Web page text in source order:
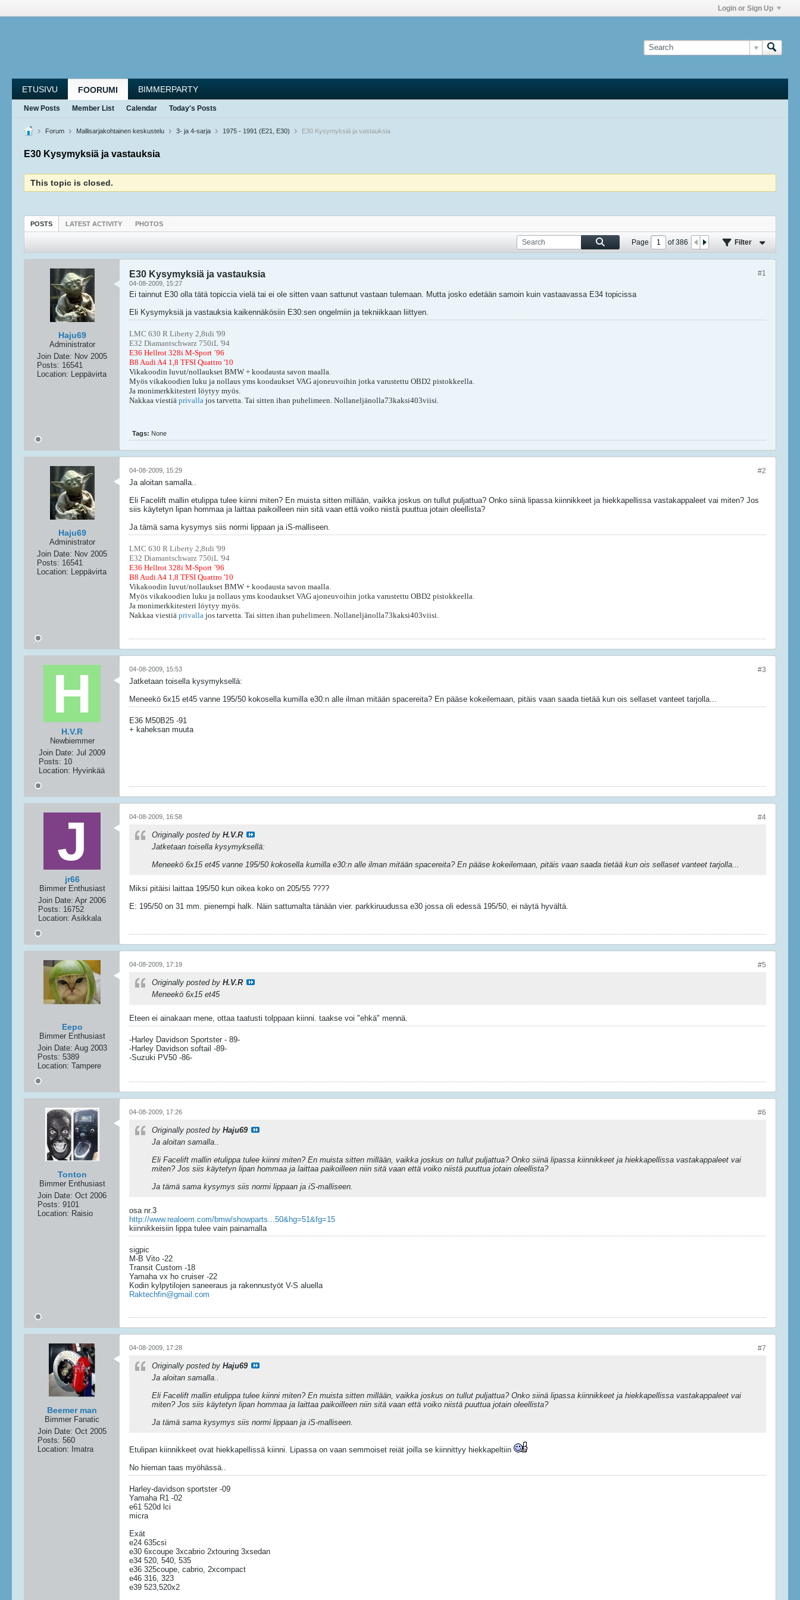
Login or Sign Up
ETUSIVU FOORUMI BIMMERPARTY
New Posts Member List Calendar Today's Posts
Forum Mallisarjakohtainen keskustelu 3- ja 4-sarja 1975 - 1991 (E21, E30) E30 Kysymyksiä ja vastauksia
E30 Kysymyksiä ja vastauksia
This topic is closed.
POSTS LATEST ACTIVITY PHOTOS
Page of386 Filter
Haju69
Administrator
Join Date: Nov 2005
Posts: 16541
Location: Leppävirta
#1
E30 Kysymyksiä ja vastauksia
04-08-2009, 15:27
Ei tainnut E30 olla tätä topiccia vielä tai ei ole sitten vaan sattunut vastaan tulemaan. Mutta josko edetään samoin kuin vastaavassa E34 topicissa
Eli Kysymyksiä ja vastauksia kaikennäkösiin E30:sen ongelmiin ja tekniikkaan liittyen.
LMC 630 R Liberty 2,8tdi '99
E32 Diamantschwarz 750iL '94
E36 Hellrot 328i M-Sport ´96
B8 Audi A4 1,8 TFSI Quattro '10
Vikakoodin luvut/nollaukset BMW + koodausta savon maalla.
Myös vikakoodien luku ja nollaus yms koodaukset VAG ajoneuvoihin jotka varustettu OBD2 pistokkeella.
Ja monimerkkitesteri löytyy myös.
Nakkaa viestiä privalla jos tarvetta. Tai sitten ihan puhelimeen. Nollaneljänolla73kaksi403viisi.
Tags: None
Haju69
Administrator
Join Date: Nov 2005
Posts: 16541
Location: Leppävirta
#2
04-08-2009, 15:29
Ja aloitan samalla..
Eli Facelift mallin etulippa tulee kiinni miten? En muista sitten millään, vaikka joskus on tullut puljattua? Onko siinä lipassa kiinnikkeet ja hiekkapellissa vastakappaleet vai miten? Jos
siis käytetyn lipan hommaa ja laittaa paikoilleen niin sitä vaan että voiko niistä puuttua jotain oleellista?
Ja tämä sama kysymys siis normi lippaan ja iS-malliseen.
LMC 630 R Liberty 2,8tdi '99
E32 Diamantschwarz 750iL '94
E36 Hellrot 328i M-Sport ´96
B8 Audi A4 1,8 TFSI Quattro '10
Vikakoodin luvut/nollaukset BMW + koodausta savon maalla.
Myös vikakoodien luku ja nollaus yms koodaukset VAG ajoneuvoihin jotka varustettu OBD2 pistokkeella.
Ja monimerkkitesteri löytyy myös.
Nakkaa viestiä privalla jos tarvetta. Tai sitten ihan puhelimeen. Nollaneljänolla73kaksi403viisi.
H.V.R
Newbiemmer
Join Date: Jul 2009
Posts: 10
Location: Hyvinkää
#3
04-08-2009, 15:53
Jatketaan toisella kysymyksellä:
Meneekö 6x15 et45 vanne 195/50 kokosella kumilla e30:n alle ilman mitään spacereita? En pääse kokeilemaan, pitäis vaan saada tietää kun ois sellaset vanteet tarjolla...
E36 M50B25 -91
+ kaheksan muuta
jr66
Bimmer Enthusiast
Join Date: Apr 2006
Posts: 16752
Location: Asikkala
#4
04-08-2009, 16:58
Originally posted by H.V.R
Jatketaan toisella kysymyksellä:
Meneekö 6x15 et45 vanne 195/50 kokosella kumilla e30:n alle ilman mitään spacereita? En pääse kokeilemaan, pitäis vaan saada tietää kun ois sellaset vanteet tarjolla...
Miksi pitäisi laittaa 195/50 kun oikea koko on 205/55 ????
E: 195/50 on 31 mm. pienempi halk. Näin sattumalta tänään vier. parkkiruudussa e30 jossa oli edessä 195/50, ei näytä hyvältä.
Eepo
Bimmer Enthusiast
Join Date: Aug 2003
Posts: 5389
Location: Tampere
#5
04-08-2009, 17:19
Originally posted by H.V.R
Meneekö 6x15 et45
Eteen ei ainakaan mene, ottaa taatusti tolppaan kiinni. taakse voi "ehkä" mennä.
-Harley Davidson Sportster - 89-
-Harley Davidson softail -89-
-Suzuki PV50 -86-
Tonton
Bimmer Enthusiast
Join Date: Oct 2006
Posts: 9101
Location: Raisio
#6
04-08-2009, 17:26
Originally posted by Haju69
Ja aloitan samalla..
Eli Facelift mallin etulippa tulee kiinni miten? En muista sitten millään, vaikka joskus on tullut puljattua? Onko siinä lipassa kiinnikkeet ja hiekkapellissa vastakappaleet vai
miten? Jos siis käytetyn lipan hommaa ja laittaa paikoilleen niin sitä vaan että voiko niistä puuttua jotain oleellista?
Ja tämä sama kysymys siis normi lippaan ja iS-malliseen.
osa nr.3
http://www.realoem.com/bmw/showparts...50&hg=51&fg=15
kiinnikkeisiin lippa tulee vain painamalla
sigpic
M-B Vito -22
Transit Custom -18
Yamaha vx ho cruiser -22
Kodin kylpytilojen saneeraus ja rakennustyöt V-S aluella
Raktechfin@gmail.com
Beemer man
Bimmer Fanatic
Join Date: Oct 2005
Posts: 560
Location:
Imatra
#7
04-08-2009, 17:28
Originally posted by Haju69
Ja aloitan samalla..
Eli Facelift mallin etulippa tulee kiinni miten? En muista sitten millään, vaikka joskus on tullut puljattua? Onko siinä lipassa kiinnikkeet ja hiekkapellissa vastakappaleet vai
miten? Jos siis käytetyn lipan hommaa ja laittaa paikoilleen niin sitä vaan että voiko niistä puuttua jotain oleellista?
Ja tämä sama kysymys siis normi lippaan ja iS-malliseen.
Etulipan kiinnikkeet ovat hiekkapellissä kiinni. Lipassa on vaan semmoiset reiät joilla se kiinnittyy hiekkapeltiin
No hieman taas myöhässä..
Harley-davidson sportster -09
Yamaha R1 -02
e61 520d lci
micra
Exät
e24 635csi
e30 6xcoupe 3xcabrio 2xtouring 3xsedan
e34 520, 540, 535
e36 325coupe, cabrio, 2xcompact
e46 316, 323
e39 523,520x2